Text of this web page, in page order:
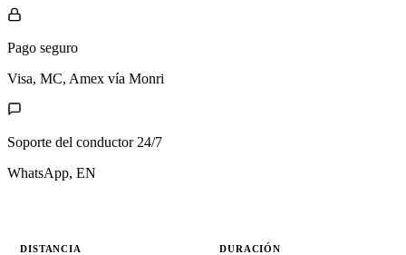
Pago seguro
Visa, MC, Amex vía Monri
Soporte del conductor 24/7
WhatsApp, EN
DISTANCIA DURACIÓN